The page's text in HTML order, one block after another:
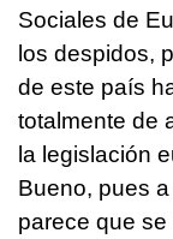
Sociales de
los despidos,
de este país
totalmente de
la legislación
Bueno, pues
parece que